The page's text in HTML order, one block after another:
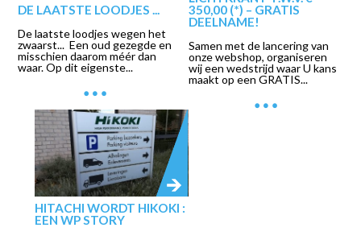
350,00 (*) – GRATIS
DEELNAME!
Samen met de lancering van
onze webshop, organiseren
wij een wedstrijd waar U kans
maakt op een GRATIS...
DE LAATSTE LOODJES ...
De laatste loodjes wegen het
zwaarst... Een oud gezegde en
misschien daarom méér dan
waar. Op dit eigenste...
HITACHI WORDT HIKOKI :
EEN WP STORY